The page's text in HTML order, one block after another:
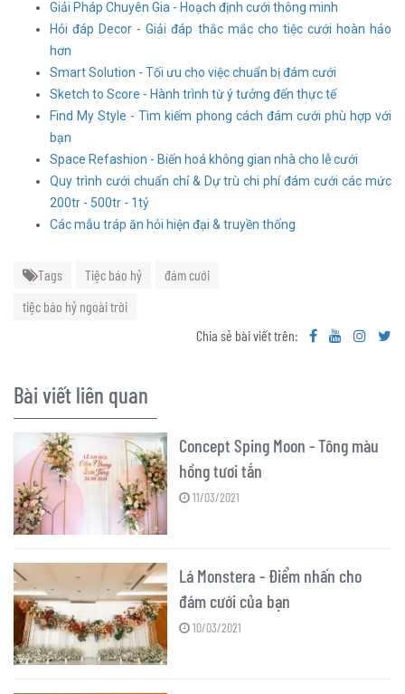
Giải Pháp Chuyên Gia - Hoạch định cưới thông minh
Hỏi đáp Decor - Giải đáp thắc mắc cho tiệc cưới hoàn hảo
hơn
Smart Solution - Tối ưu cho việc chuẩn bị đám cưới
Sketch to Score - Hành trình từ ý tưởng đến thực tế
Find My Style - Tìm kiếm phong cách đám cưới phù hợp với
bạn
Space Refashion - Biến hoá không gian nhà cho lễ cưới
Quy trình cưới chuẩn chỉ & Dự trù chi phí đám cưới các mức
200tr - 500tr - 1tỷ
Các mẫu tráp ăn hỏi hiện đại & truyền thống
Tags Tiệc báo hỷ
đám cưới
tiệc báo hỷ ngoài trời
Chia sẻ bài viết trên:
Bài viết liên quan
Concept Sping Moon - Tông màu
hồng tươi tắn
11/03/2021
Lá Monstera - Điểm nhấn cho
đám cưới của bạn
10/03/2021